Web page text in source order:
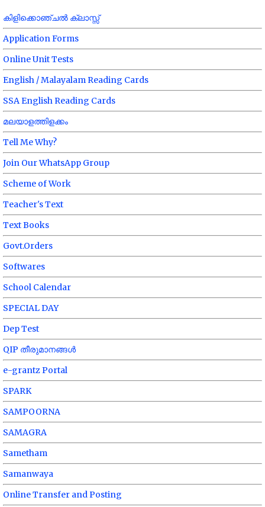
കിളിക്കൊഞ്ചൽ ക്ലാസ്സ്
Application Forms
Online Unit Tests
English / Malayalam Reading Cards
SSA English Reading Cards
മലയാളത്തിളക്കം
Tell Me Why?
Join Our WhatsApp Group
Scheme of Work
Teacher's Text
Text Books
Govt.Orders
Softwares
School Calendar
SPECIAL DAY
Dep Test
QIP തീരുമാനങ്ങൾ
e-grantz Portal
SPARK
SAMPOORNA
SAMAGRA
Sametham
Samanwaya
Online Transfer and Posting